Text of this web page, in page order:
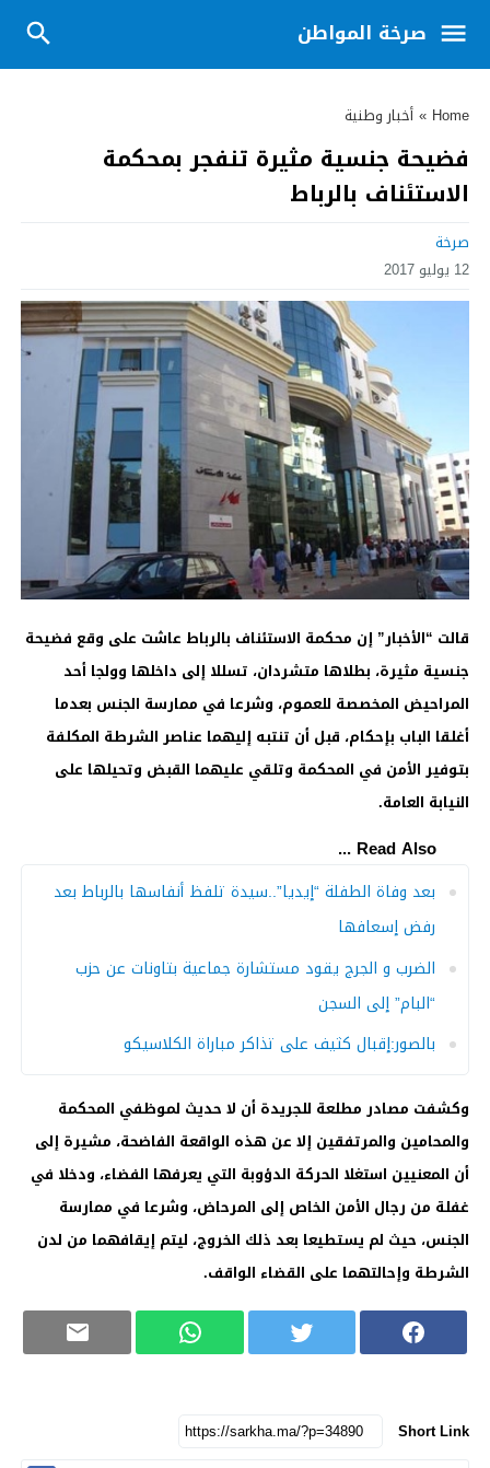
صرخة المواطن
Home
» أخبار وطنية
فضيحة جنسية مثيرة تنفجر بمحكمة
الاستئناف بالرباط
صرخة
12 يوليو 2017
قالت “الأخبار” إن محكمة الاستئناف بالرباط عاشت على وقع فضيحة
جنسية مثيرة، بطلاها متشردان، تسللا إلى داخلها وولجا أحد
المراحيض المخصصة للعموم، وشرعا في ممارسة الجنس بعدما
أغلقا الباب بإحكام، قبل أن تنتبه إليهما عناصر الشرطة المكلفة
بتوفير الأمن في المحكمة وتلقي عليهما القبض وتحيلها على
النيابة العامة.
Read Also ...
بعد وفاة الطفلة “إيديا”..سيدة تلفظ أنفاسها بالرباط بعد
رفض إسعافها
الضرب و الجرج يقود مستشارة جماعية بتاونات عن حزب
“البام” إلى السجن
بالصور:إقبال كثيف على تذاكر مباراة الكلاسيكو
وكشفت مصادر مطلعة للجريدة أن لا حديث لموظفي المحكمة
والمحامين والمرتفقين إلا عن هذه الواقعة الفاضحة، مشيرة إلى
أن المعنيين استغلا الحركة الدؤوبة التي يعرفها الفضاء، ودخلا في
غفلة من رجال الأمن الخاص إلى المرحاض، وشرعا في ممارسة
الجنس، حيث لم يستطيعا بعد ذلك الخروج، ليتم إيقافهما من لدن
الشرطة وإحالتهما على القضاء الواقف.
Short Link